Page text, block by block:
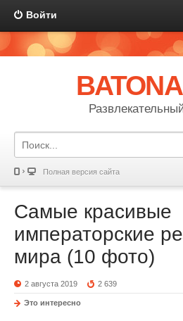
Войти
Полная версия сайта
Самые красивые
императорские
мира (10 фото)
2 августа 2019 2 639
Это интересно